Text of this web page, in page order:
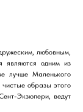
любовным,
являются одним из
лучше Маленького
образы этого
Экзюпери, ведут